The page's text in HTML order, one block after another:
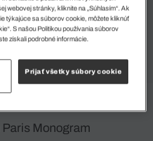
Monogram
webovej stránky, kliknite na „Súhlasím“. Ak
týkajúce sa súborov cookie, môžete kliknúť
S našou Politikou používania súborov
získali podrobné informácie.
Prijať všetky súbory cookie